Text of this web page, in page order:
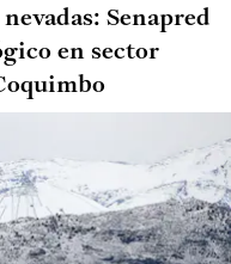
Senapred
en sector